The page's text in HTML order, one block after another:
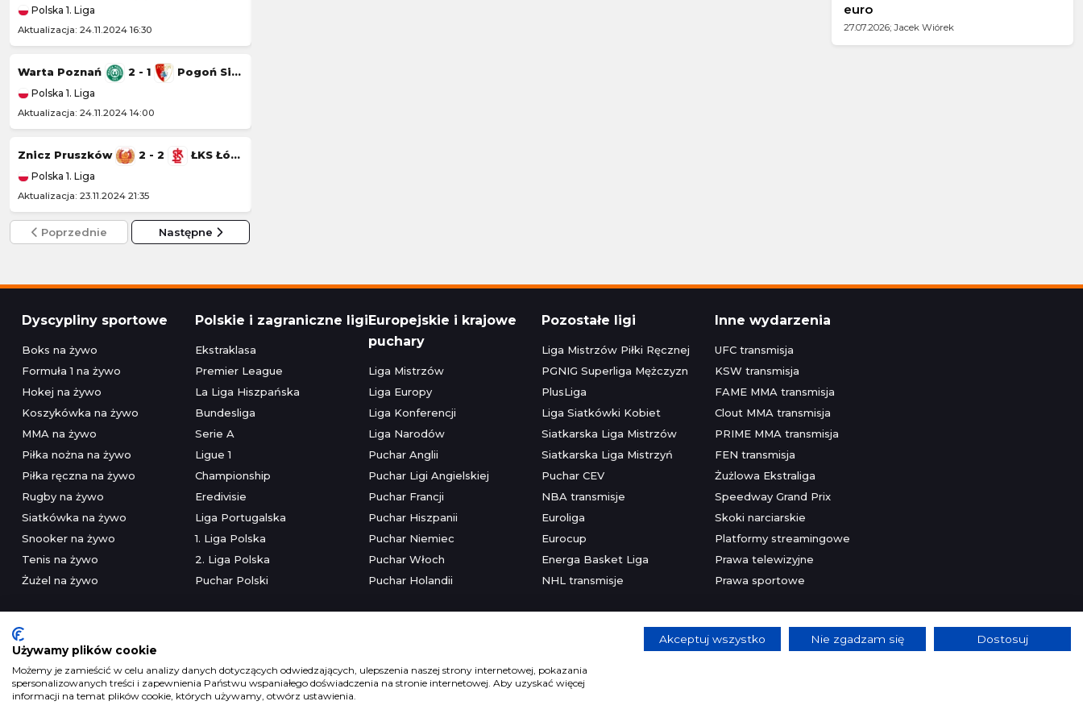
Polska 1. Liga
Aktualizacja: 24.11.2024 16:30
Warta Poznań 2 - 1 Pogoń Siedlce
Polska 1. Liga
Aktualizacja: 24.11.2024 14:00
Znicz Pruszków 2 - 2 ŁKS Łódź
Polska 1. Liga
Aktualizacja: 23.11.2024 21:35
Poprzednie Następne
euro
27.07.2026; Jacek Wiórek
Dyscypliny sportowe
Boks na żywo
Formuła 1 na żywo
Hokej na żywo
Koszykówka na żywo
MMA na żywo
Piłka nożna na żywo
Piłka ręczna na żywo
Rugby na żywo
Siatkówka na żywo
Snooker na żywo
Tenis na żywo
Żużel na żywo
Polskie i zagraniczne ligi
Ekstraklasa
Premier League
La Liga Hiszpańska
Bundesliga
Serie A
Ligue 1
Championship
Eredivisie
Liga Portugalska
1. Liga Polska
2. Liga Polska
Puchar Polski
Europejskie i krajowe
puchary
Liga Mistrzów
Liga Europy
Liga Konferencji
Liga Narodów
Puchar Anglii
Puchar Ligi Angielskiej
Puchar Francji
Puchar Hiszpanii
Puchar Niemiec
Puchar Włoch
Puchar Holandii
Pozostałe ligi
Liga Mistrzów Piłki Ręcznej
PGNIG Superliga Mężczyzn
PlusLiga
Liga Siatkówki Kobiet
Siatkarska Liga Mistrzów
Siatkarska Liga Mistrzyń
Puchar CEV
NBA transmisje
Euroliga
Eurocup
Energa Basket Liga
NHL transmisje
Inne wydarzenia
UFC transmisja
KSW transmisja
FAME MMA transmisja
Clout MMA transmisja
PRIME MMA transmisja
FEN transmisja
Żużlowa Ekstraliga
Speedway Grand Prix
Skoki narciarskie
Platformy streamingowe
Prawa telewizyjne
Prawa sportowe
Kontakt•Reklama• Polityka prywatności
Serwis wyłącznie dla osób powyżej 18 lat. Hazard może uzależniać. Graj odpowiedzialnie.
Używamy plików cookie
Możemy je zamieścić w celu analizy danych dotyczących odwiedzających, ulepszenia naszej strony internetowej, pokazania
spersonalizowanych treści i zapewnienia Państwu wspaniałego doświadczenia na stronie internetowej. Aby uzyskać więcej
informacji na temat plików cookie, których używamy, otwórz ustawienia.
Akceptuj wszystko Nie zgadzam się Dostosuj